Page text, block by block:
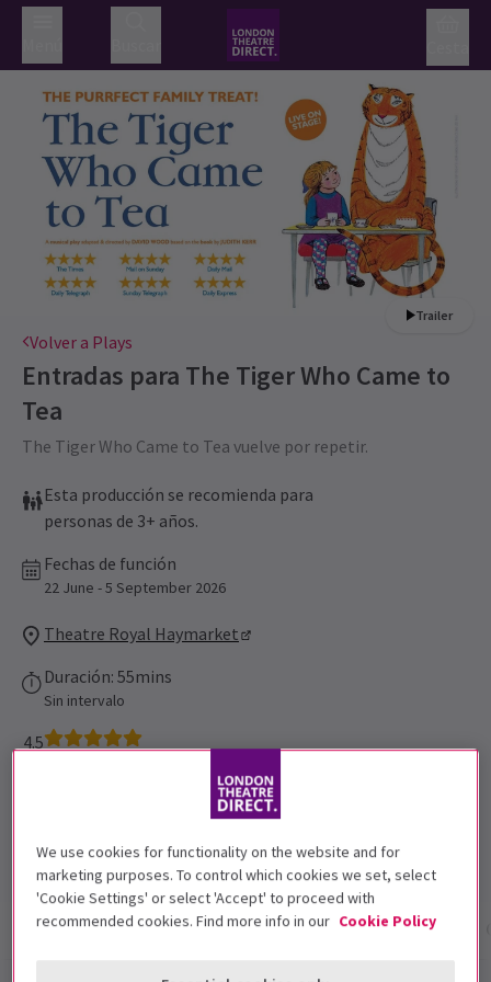
Trailer
Volver a Plays
Entradas para The Tiger Who Came to
Tea
The Tiger Who Came to Tea vuelve por repetir.
Esta producción se recomienda para
personas de 3+ años.
Fechas de función
22 June - 5 September 2026
Theatre Royal Haymarket
Duración: 55mins
Sin intervalo
4.5
127reviews
Entradas electrónicas gratuitas
Este programa ofrece entradas electrónicas gratuitas y sin
complicaciones
Información del espectáculo Fechas y horarios
We use cookies for functionality on the website and for
marketing purposes. To control which cookies we set, select
'Cookie Settings' or select 'Accept' to proceed with
recommended cookies. Find more info in our Cookie Policy